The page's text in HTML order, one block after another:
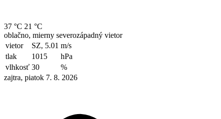
37 °C 21 °C
oblačno, mierny severozápadný vietor
vietor
SZ, 5.01 m/s
tlak
1015
hPa
vlhkosť 30
%
zajtra, piatok 7. 8. 2026